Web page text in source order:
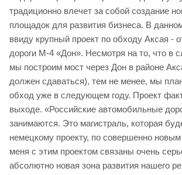
традиционно влечет за собой создание
площадок для развития бизнеса. В
ввиду крупный проект по обходу Аксая -
дороги М-4 «Дон». Несмотря на то, что в
мы построим мост через Дон в районе
должен сдаваться), тем не менее, мы
обход уже в следующем году. Проект
выходе. «Российские автомобильные
занимаются. Это магистраль, которая
немецкому проекту, по совершенно
меня с этим проектом связаны очень
абсолютно новая зона развития нашего